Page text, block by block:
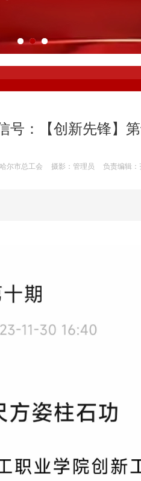
号：【创新先锋】
尔市总工会 摄影：管理员 负责编辑